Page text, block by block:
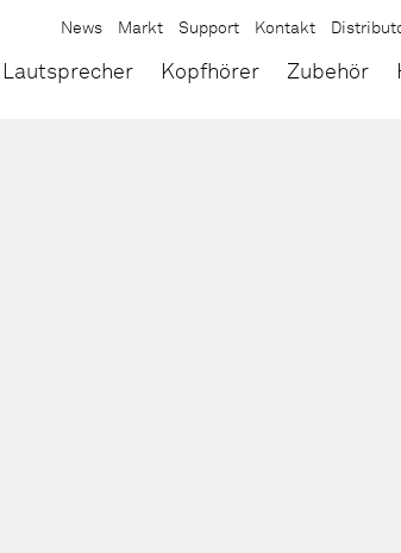
Lautsprecher Kopfhörer Zubehör
News Markt Support Kontakt